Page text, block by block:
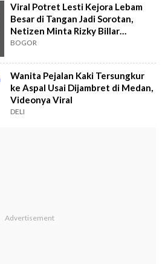
Viral Potret Lesti Kejora Lebam
Besar di Tangan Jadi Sorotan,
Netizen Minta Rizky Billar
Dipenjara
BOGOR
Wanita Pejalan Kaki Tersungkur
ke Aspal Usai Dijambret di Medan,
Videonya Viral
DELI